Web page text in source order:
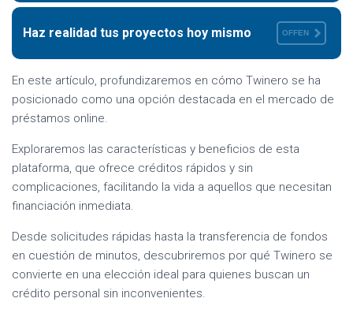
Haz realidad tus proyectos hoy mismo OFFEN
En este artículo, profundizaremos en cómo Twinero se ha
posicionado como una opción destacada en el mercado de
préstamos online.
Exploraremos las características y beneficios de esta
plataforma, que ofrece créditos rápidos y sin
complicaciones, facilitando la vida a aquellos que necesitan
financiación inmediata.
Desde solicitudes rápidas hasta la transferencia de fondos
en cuestión de minutos, descubriremos por qué Twinero se
convierte en una elección ideal para quienes buscan un
crédito personal sin inconvenientes.